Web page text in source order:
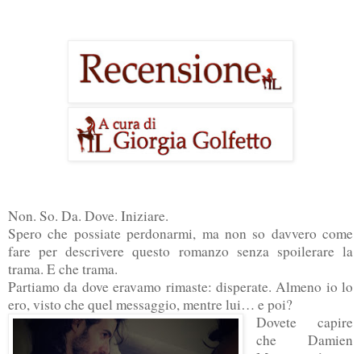
Non. So. Da. Dove. Iniziare.
Spero che possiate perdonarmi, ma non so davvero come
fare per descrivere questo romanzo senza spoilerare la
trama. E che trama.
Partiamo da dove eravamo rimaste: disperate. Almeno io lo
ero, visto che quel messaggio, mentre lui… e poi?
Dovete capire
che Damien